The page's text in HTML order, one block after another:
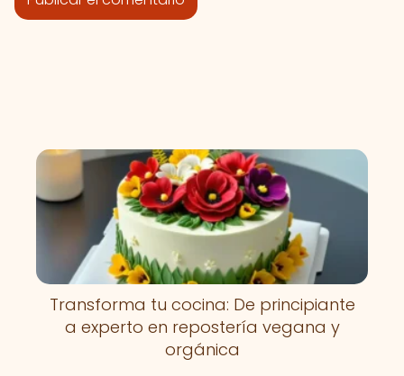
Transforma tu cocina: De principiante
a experto en repostería vegana y
orgánica